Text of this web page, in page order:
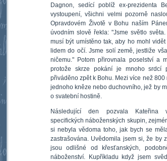
Dagnon, sedící poblíž ex-prezidenta
vystoupení, všichni velmi pozorně
Opravdovém Životě v Bohu naším
úvodním slově řekla: "Jsme světlo
musí být umístěno tak, aby ho mohl
lidem do očí. Jsme solí země, jestliže
ničemu." Potom přirovnala poselství a
protože skrze pokání je mnoho srdcí
přiváděno zpět k Bohu. Mezi více než
jednoho kněze nebo duchovního, jež by
o svatební hostině.
Následující den pozvala Kateřina
specifických náboženských skupin,
si nebyla vědoma toho, jak bych se
zastrašována. Uvědomila jsem si, že by
jsou odlišné od křesťanských,
náboženství. Kupříkladu když jsem